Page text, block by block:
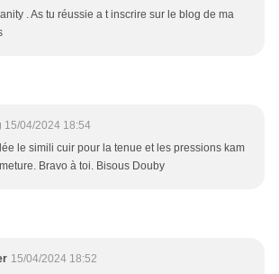
. As tu réussie a t inscrire sur le blog de ma
15/04/2024 18:54
le simili cuir pour la tenue et les pressions kam
Bravo à toi. Bisous Douby
15/04/2024 18:52